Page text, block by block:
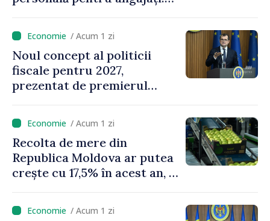
de milioane de lei îi lăsăm
oamenilor”/ Acum 1 zi
Noul concept al politicii
fiscale pentru 2027,
prezentat de premierul
puțin munca, stimulăm
investițiile, taxăm viciile și
echilibrăm taxarea
consumului”
/ Acum 1 zi
Recolta de mere din
Republica Moldova ar putea
crește cu 17,5% în acest an, în
este estimată în scădere
/ Acum 1 zi